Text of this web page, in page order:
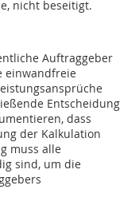
nicht beseitigt.
Auftraggeber
einwandfreie
Entscheidung
dass
der Kalkulation
muss alle
sind, um die